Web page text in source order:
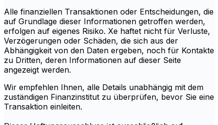
Alle finanziellen Transaktionen oder Entscheidungen, die
auf Grundlage dieser Informationen getroffen werden,
erfolgen auf eigenes Risiko. Xe haftet nicht für Verluste,
Verzögerungen oder Schäden, die sich aus der
Abhängigkeit von den Daten ergeben, noch für Kontakte
zu Dritten, deren Informationen auf dieser Seite
angezeigt werden.
Wir empfehlen Ihnen, alle Details unabhängig mit dem
zuständigen Finanzinstitut zu überprüfen, bevor Sie eine
Transaktion einleiten.